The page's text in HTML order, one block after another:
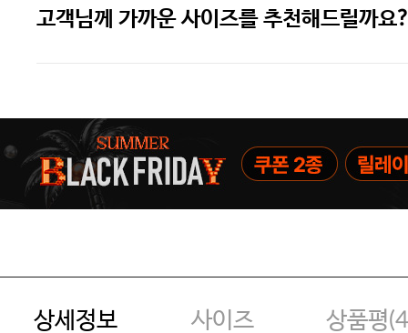
주말특가 20%(8.7~8.9)/5만원 이
[썸머블프] 2만원 할인 쿠폰(8.1~31)
고객님께 가까운 사이즈를 추천해드릴까요?
상세정보 사이즈 상품평(4